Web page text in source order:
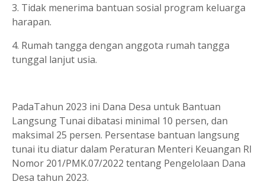
3. Tidak menerima bantuan sosial program keluarga
harapan.
4. Rumah tangga dengan anggota rumah tangga
tunggal lanjut usia.
PadaTahun 2023 ini Dana Desa untuk Bantuan
Langsung Tunai dibatasi minimal 10 persen, dan
maksimal 25 persen. Persentase bantuan langsung
tunai itu diatur dalam Peraturan Menteri Keuangan RI
Nomor 201/PMK.07/2022 tentang Pengelolaan Dana
Desa tahun 2023.